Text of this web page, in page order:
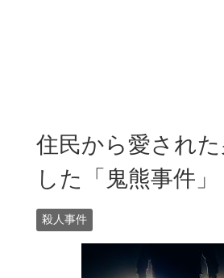
住民から愛された
した「鬼熊事件」
殺人事件